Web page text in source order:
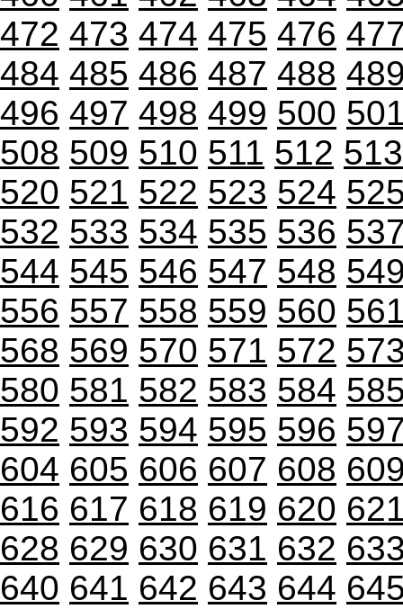
472 473 474 475 476
484 485 486 487 488
496 497 498 499 500
508 509 510 511 512 513
520 521 522 523 524
532 533 534 535 536
544 545 546 547 548
556 557 558 559 560
568 569 570 571 572
580 581 582 583 584
592 593 594 595 596
604 605 606 607 608
616 617 618 619 620
628 629 630 631 632
640 641 642 643 644